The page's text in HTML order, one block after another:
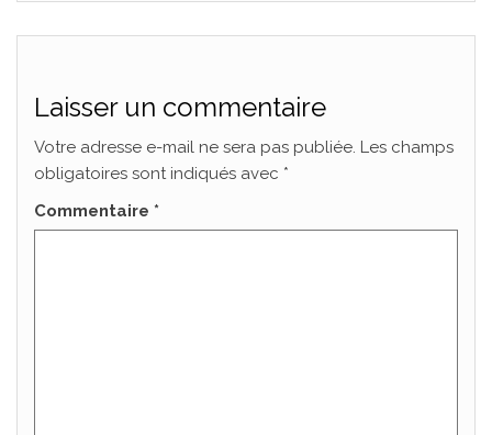
Laisser un commentaire
Votre adresse e-mail ne sera pas publiée. Les champs
obligatoires sont indiqués avec *
Commentaire *